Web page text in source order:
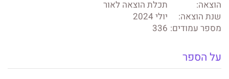
הוצאה:
תכלת הוצאה לאור
שנת הוצאה:
יולי 2024
מספר עמודים: 336
על הספר